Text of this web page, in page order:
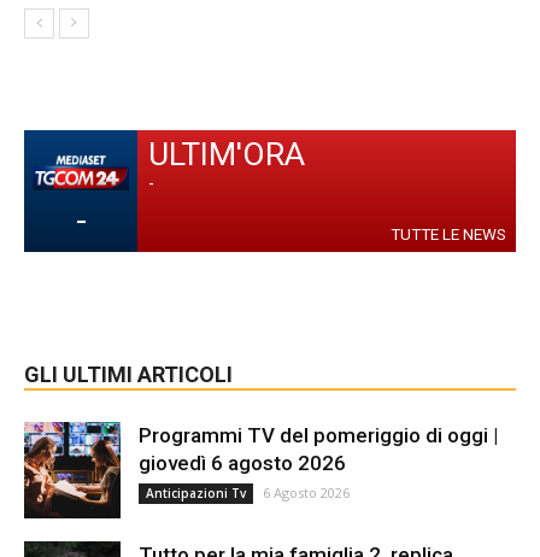
-
ULTIM'ORA
-
TUTTE LE NEWS
GLI ULTIMI ARTICOLI
Programmi TV del pomeriggio di oggi |
giovedì 6 agosto 2026
Anticipazioni Tv 6 Agosto 2026